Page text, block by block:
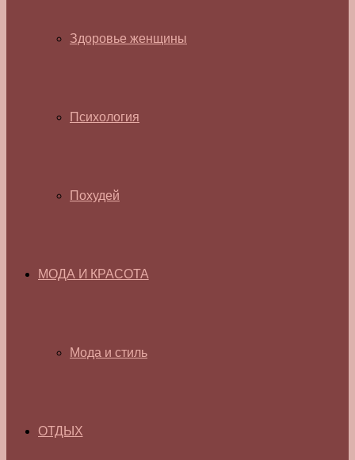
Здоровье женщины
Психология
Похудей
МОДА И КРАСОТА
Мода и стиль
ОТДЫХ